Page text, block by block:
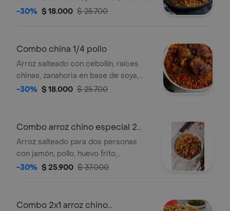
jamón, tiras de pechuga de pollo,
-30% $ 18.000 $ 25.700
Combo china 1/4 pollo
Arroz salteado con cebollín, raíces
chinas, zanahoria en base de soya,
acompañado de papas francesas, de
-30% $ 18.000 $ 25.700
Combo arroz chino especial 2
personas
Arroz salteado para dos personas
con jamón, pollo, huevo frito,
zanahoria, alverja, raíces chinas,
250 ml a elección.
-30% $ 25.900 $ 37.000
Combo 2x1 arroz chino